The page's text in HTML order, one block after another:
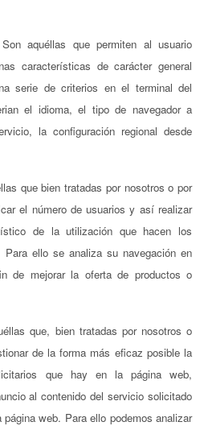
aquéllas que permiten al usuario
características de carácter general
serie de criterios en el terminal del
el idioma, el tipo de navegador a
la configuración regional desde
que bien tratadas por nosotros o por
el número de usuarios y así realizar
de la utilización que hacen los
ello se analiza su navegación en
de mejorar la oferta de productos o
que, bien tratadas por nosotros o
de la forma más eficaz posible la
que hay en la página web,
al contenido del servicio solicitado
web. Para ello podemos analizar